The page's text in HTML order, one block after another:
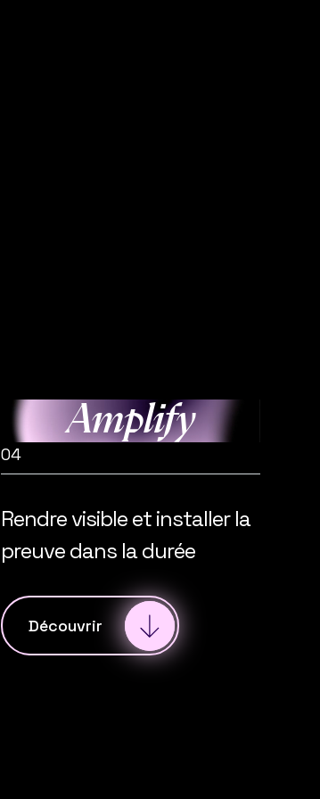
Amplify
04
Rendre visible et installer la
preuve dans la durée
Découvrir